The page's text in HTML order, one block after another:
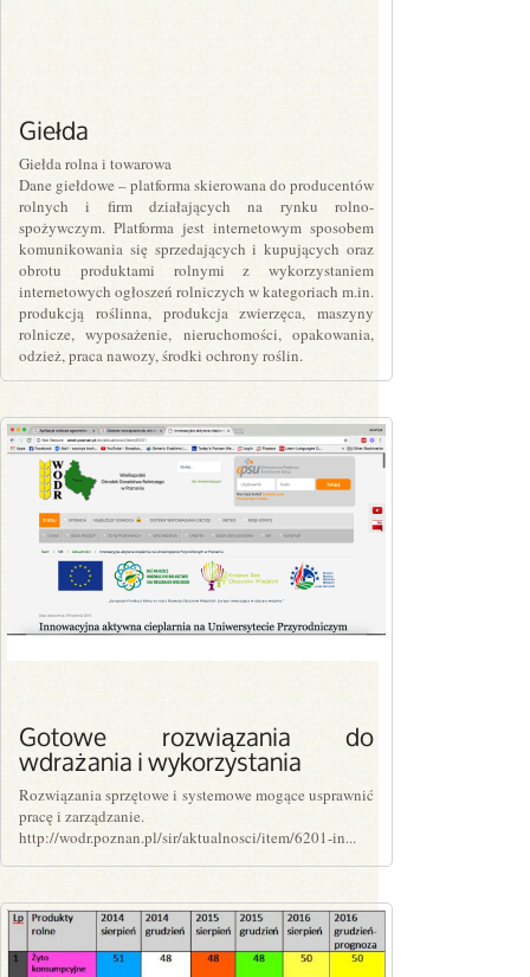
Giełda
Giełda rolna i towarowa
Dane giełdowe – platforma skierowana do producentów
rolnych i firm działających na rynku rolno-
spożywczym. Platforma jest internetowym sposobem
komunikowania się sprzedających i kupujących oraz
obrotu produktami rolnymi z wykorzystaniem
internetowych ogłoszeń rolniczych w kategoriach m.in.
produkcją roślinna, produkcja zwierzęca, maszyny
rolnicze, wyposażenie, nieruchomości, opakowania,
odzież, praca nawozy, środki ochrony roślin.
Gotowe rozwiązania do
wdrażania i wykorzystania
Rozwiązania sprzętowe i systemowe mogące usprawnić
pracę i zarządzanie.
http://wodr.poznan.pl/sir/aktualnosci/item/6201-in...
PLN0.00
PLN0.00